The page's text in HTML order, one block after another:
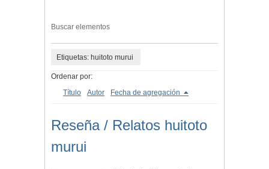
Buscar elementos
Etiquetas: huitoto murui
Ordenar por:
Título
Autor Fecha de agregación
Reseña / Relatos huitoto
murui